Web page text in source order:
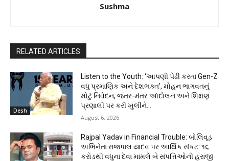
Sushma
RELATED ARTICLES
Desh
Listen to the Youth: ‘આપણી પેઢી કરતા Gen-Z
વધુ પ્રમાણિક અને દેશભક્ત’, મોહન ભાગવતનું
મોટું નિવેદન, જંતર-મંતર આંદોલન અને શિક્ષણ
પ્રણાલી પર કરી ખુલીને...
August 6, 2026
Rajpal Yadav in Financial Trouble: બોલિવૂડ
અભિનેતા રાજપાલ યાદવ પર આર્થિક સંકટ: ૧૬
કરોડથી વધુના દેવા મામલે બે સંપત્તિઓની હરાજી